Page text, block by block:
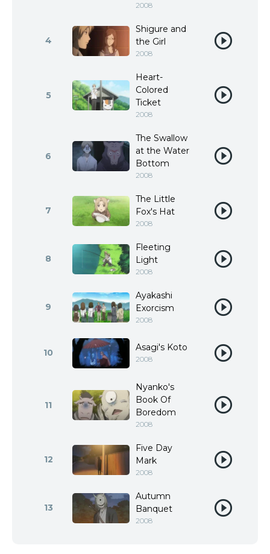
2008
4
Shigure and
the Girl
2008
5
Heart-
Colored
Ticket
2008
6
The Swallow
at the Water
Bottom
2008
7
The Little
Fox's Hat
2008
8
Fleeting
Light
2008
9
Ayakashi
Exorcism
2008
10 Asagi's Koto
2008
11
Nyanko's
Book Of
Boredom
2008
12
Five Day
Mark
2008
13
Autumn
Banquet
2008